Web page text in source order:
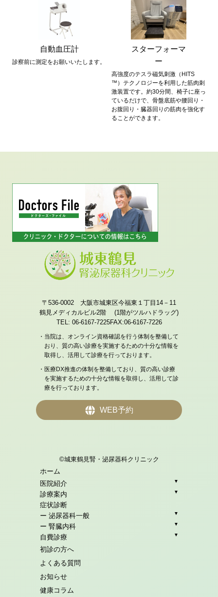
自動血圧計
診察前に測定をお願いいたします。
スターフォーマ
ー
高強度のテスラ磁気刺激（HITS
™）テクノロジーを利用した筋肉刺
激装置です。約30分間、椅子に座っ
ているだけで、骨盤底筋や腰回り・
お腹回り・臓器回りの筋肉を強化す
ることができます。
〒536-0002 大阪市城東区今福東１丁目14－11
鶴見メディカルビル2階 (1階がツルハドラッグ)
TEL: 06-6167-7225FAX:06-6167-7226
・当院は、オンライン資格確認を行う体制を整備して
おり、質の高い診療を実施するための十分な情報を
取得し、活用して診療を行っております。
・医療DX推進の体制を整備しており、質の高い診療
を実施するための十分な情報を取得し、活用して診
療を行っております。
WEB予約
©城東鶴見腎・泌尿器科クリニック
ホーム
医院紹介
▼
診療案内 ▼
症状診断
ー 泌尿器科一般
▼
ー 腎臓内科 ▼
自費診療 ▼
初診の方へ
よくある質問
お知らせ
健康コラム